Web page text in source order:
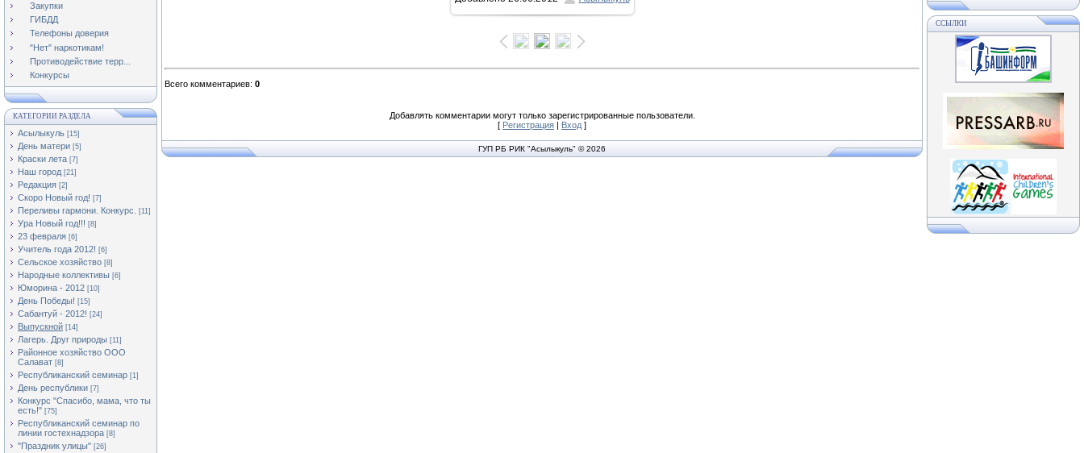
Закупки
ГИБДД
Телефоны доверия
"Нет" наркотикам!
Противодействие терр...
Конкурсы
КАТЕГОРИИ РАЗДЕЛА
Асылыкуль [15]
День матери [5]
Краски лета [7]
Наш город [21]
Редакция [2]
Скоро Новый год! [7]
Переливы гармони. Конкурс. [11]
Ура Новый год!!! [8]
23 февраля [6]
Учитель года 2012! [6]
Сельское хозяйство [8]
Народные коллективы [6]
Юморина - 2012 [10]
День Победы! [15]
Сабантуй - 2012! [24]
Выпускной [14]
Лагерь. Друг природы [11]
Районное хозяйство ООО
Салават [8]
Республиканский семинар [1]
День республики [7]
Конкурс "Спасибо, мама, что ты
есть!" [75]
Республиканский семинар по
линии гостехнадзора [8]
"Праздник улицы" [26]
1600x1066/ 144.9Kb
Всего комментариев: 0
Добавлять комментарии могут только зарегистрированные пользователи.
[ Регистрация | Вход ]
ГУП РБ РИК "Асылыкуль" © 2026
ССЫЛКИ